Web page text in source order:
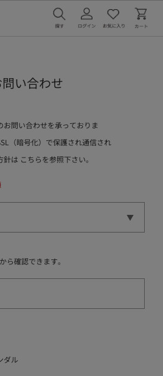
問い合わせ
問い合わせを承っておりま
（暗号化）で保護され通信され
針は こちらを参照下さい。
ら確認できます。
ダル